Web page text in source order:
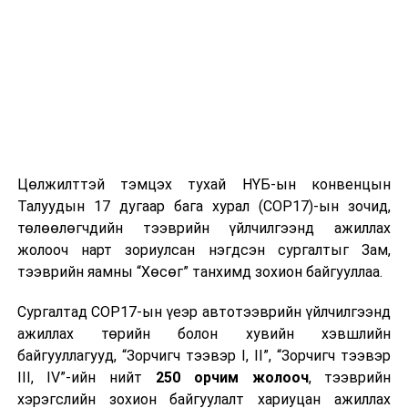
давхарга хөтөлбөрт хамрагдаж, өөрийн мөнгөн
хөрөнгөө эрсдэлгүй, найдвартай банканд
хадгалуулан, өсгөн арвижуулахын зэрэгцээ Турк
улсад хосоороо аялах урамшуулалт аянд оролцохыг
урьж байна.
Төрийн банк – Эрсдэлгүй ирээдүйн баталгаа
УНШСАН: 2404
ДАРААХ МЭДЭЭ
Цөлжилттэй тэмцэх тухай НҮБ-ын конвенцын
Талуудын 17 дугаар бага хурал (COP17)-ын зочид,
төлөөлөгчдийн тээврийн үйлчилгээнд ажиллах
жолооч нарт зориулсан нэгдсэн сургалтыг Зам,
тээврийн яамны “Хөсөг” танхимд зохион байгууллаа.
Сургалтад COP17-ын үеэр автотээврийн үйлчилгээнд
ажиллах төрийн болон хувийн хэвшлийн
байгууллагууд, “Зорчигч тээвэр I, II”, “Зорчигч тээвэр
III, IV”-ийн нийт 250 орчим жолооч, тээврийн
хэрэгслийн зохион байгуулалт хариуцан ажиллах